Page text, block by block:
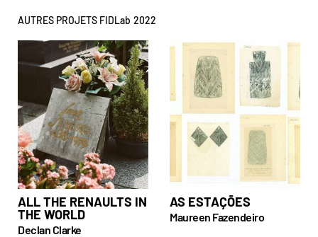
AUTRES PROJETS FIDLab 2022
ALL THE RENAULTS IN
THE WORLD
Declan Clarke
AS ESTAÇÕES
Maureen Fazendeiro